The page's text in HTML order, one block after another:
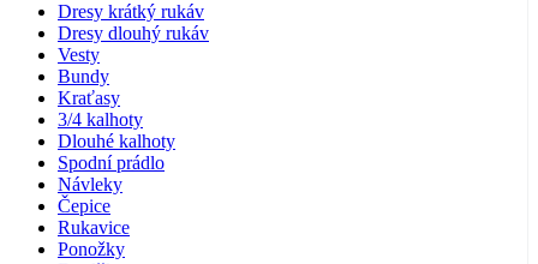
Dresy krátký rukáv
Dresy dlouhý rukáv
Vesty
Bundy
Kraťasy
3/4 kalhoty
Dlouhé kalhoty
Spodní prádlo
Návleky
Čepice
Rukavice
Ponožky